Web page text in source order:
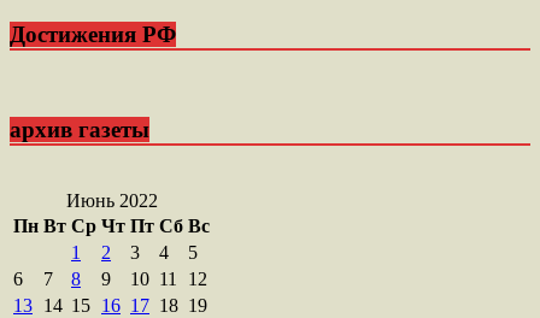
Достижения РФ
архив газеты
Июнь 2022
Пн Вт Ср Чт Пт Сб Вс
1
2 3 4
5
6
7 8 9 10 11
12
13 14 15 16 17 18 19